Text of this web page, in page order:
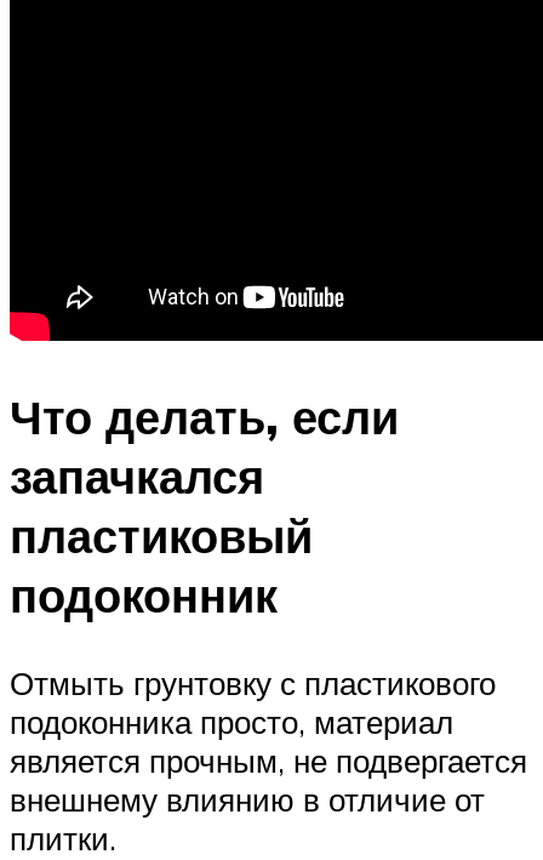
Что делать, если
запачкался
пластиковый
подоконник
Отмыть грунтовку с пластикового
подоконника просто, материал
является прочным, не подвергается
внешнему влиянию в отличие от
плитки.